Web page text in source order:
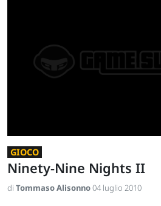
GIOCO
Ninety-Nine Nights II
di Tommaso Alisonno04 luglio 2010